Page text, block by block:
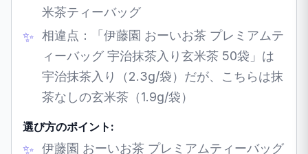
米茶ティーバッグ
相違点：「伊藤園 おーいお茶 プレミアムテ
ィーバッグ 宇治抹茶入り玄米茶 50袋」は
宇治抹茶入り（2.3g/袋）だが、こちらは抹
茶なしの玄米茶（1.9g/袋）
選び方のポイント:
伊藤園 おーいお茶 プレミアムティーバッグ